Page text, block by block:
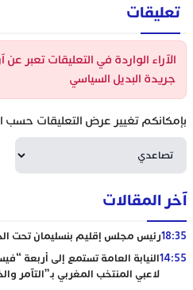
تعليقات
الآراء الواردة في التعليقات تعبر
جريدة البديل السياسي
بإمكانكم تغيير عرض التعليقات حسب
آخر المقالات
18:35رئيس مجلس إقليم بنسليمان تحت
14:55النيابة العامة تستمع إلى أربعة
لاعبي المنتخب المغربي بـ”التآمر